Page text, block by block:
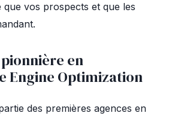
que vos prospects et que les
en
Engine Optimization
des premières agences en